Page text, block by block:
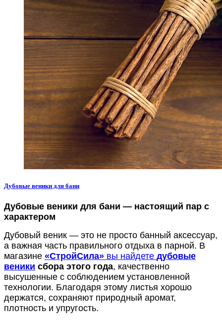
Дубовые веники для бани
Дубовые веники для бани — настоящий пар с
характером
Дубовый веник — это не просто банный аксессуар,
а важная часть правильного отдыха в парной. В
магазине «СтройСила» вы найдете дубовые
веники сбора этого года, качественно
высушенные с соблюдением установленной
технологии. Благодаря этому листья хорошо
держатся, сохраняют природный аромат,
плотность и упругость.